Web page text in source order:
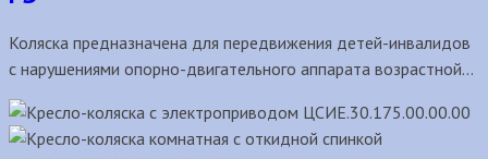
Коляска предназначена для передвижения детей-инвалидов
с нарушениями опорно-двигательного аппарата возрастной...